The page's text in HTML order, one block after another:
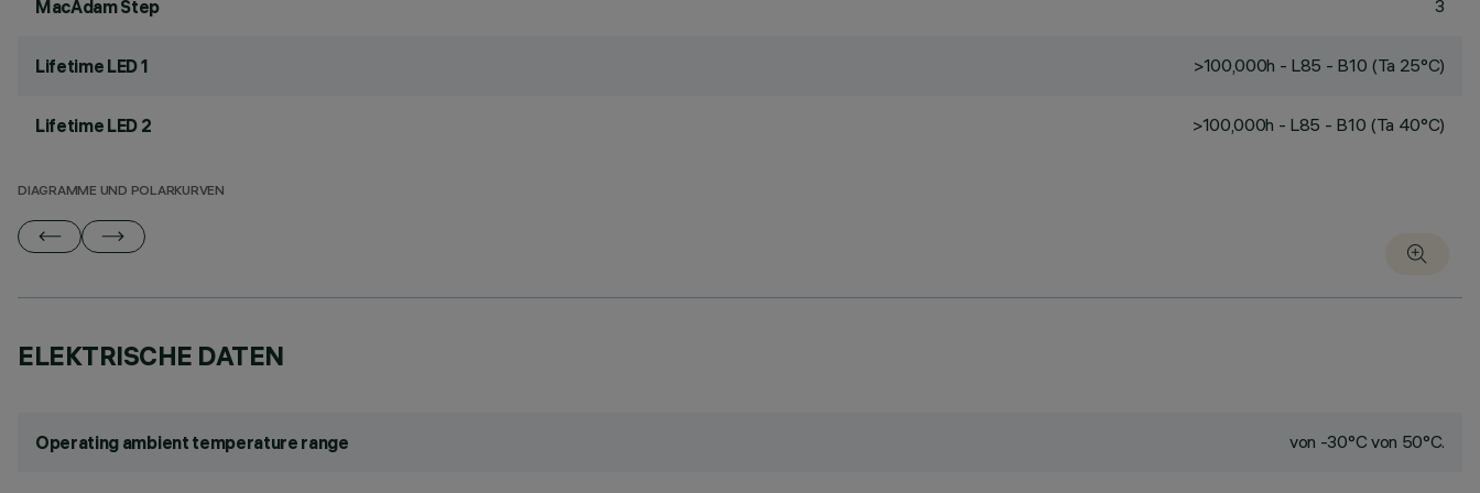
MacAdam Step 3
Lifetime LED 1 >100,000h - L85 - B10 (Ta 25°C)
Lifetime LED 2 >100,000h - L85 - B10 (Ta 40°C)
DIAGRAMME UND POLARKURVEN
ELEKTRISCHE DATEN
Operating ambient temperature range von -30°C von 50°C.